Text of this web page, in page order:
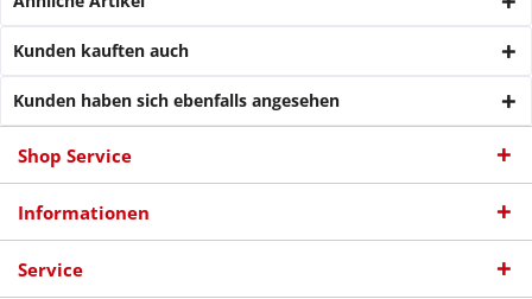
Kunden kauften auch
Kunden haben sich ebenfalls angesehen
Shop Service
Informationen
Service